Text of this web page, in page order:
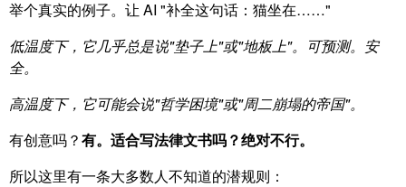
举个真实的例子。让 AI "补全这句话：猫坐在……"
低温度下，它几乎总是说"垫子上"或"地板上"。可预测。安
全。
高温度下，它可能会说"哲学困境"或"周二崩塌的帝国"。
有创意吗？有。适合写法律文书吗？绝对不行。
所以这里有一条大多数人不知道的潜规则：